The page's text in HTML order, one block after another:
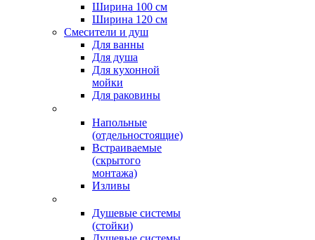
Ширина 100 см
Ширина 120 см
Смесители и душ
Для ванны
Для душа
Для кухонной
мойки
Для раковины
Напольные
(отдельностоящие)
Встраиваемые
(скрытого
монтажа)
Изливы
Душевые системы
(стойки)